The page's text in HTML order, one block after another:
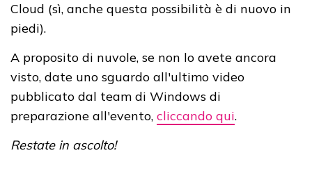
Cloud (sì, anche questa possibilità è di nuovo in
piedi).
A proposito di nuvole, se non lo avete ancora
visto, date uno sguardo all'ultimo video
pubblicato dal team di Windows di
preparazione all'evento, cliccando qui.
Restate in ascolto!